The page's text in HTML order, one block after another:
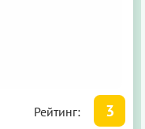
Рейтинг: 3